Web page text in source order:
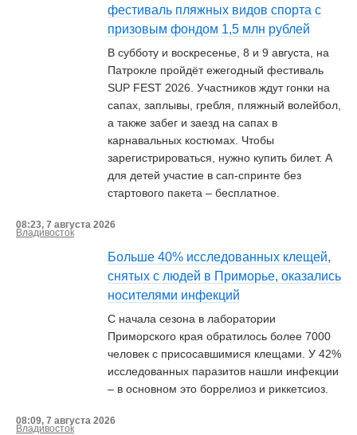
фестиваль пляжных видов спорта с
призовым фондом 1,5 млн рублей
В субботу и воскресенье, 8 и 9 августа, на
Патрокле пройдёт ежегодный фестиваль
SUP FEST 2026. Участников ждут гонки на
сапах, заплывы, гребля, пляжный волейбол,
а также забег и заезд на сапах в
карнавальных костюмах. Чтобы
зарегистрироваться, нужно купить билет. А
для детей участие в сап-спринте без
стартового пакета – бесплатное.
08:23, 7 августа 2026
Владивосток
Больше 40% исследованных клещей,
снятых с людей в Приморье, оказались
носителями инфекций
С начала сезона в лаборатории
Приморского края обратилось более 7000
человек с присосавшимися клещами. У 42%
исследованных паразитов нашли инфекции
– в основном это боррелиоз и риккетсиоз.
08:09, 7 августа 2026
Владивосток